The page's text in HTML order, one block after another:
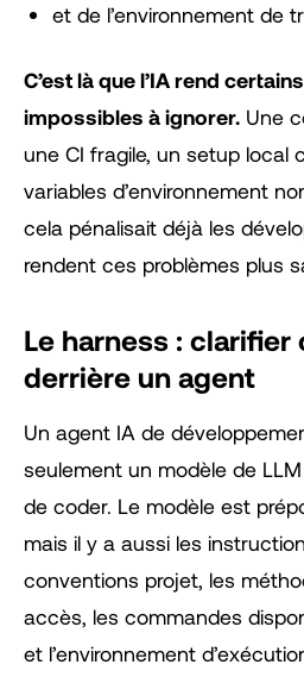
et de l’environnement de
C’est là que l’IA rend
impossibles à ignorer. Une
une CI fragile, un setup local
variables d’environnement
cela pénalisait déjà les
rendent ces problèmes plus
Le harness : clarifier
derrière un agent
Un agent IA de
seulement un modèle de
de coder. Le modèle est
mais il y a aussi les
conventions projet, les
accès, les commandes
et l’environnement